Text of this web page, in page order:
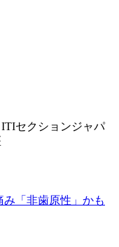
セクションジャパ